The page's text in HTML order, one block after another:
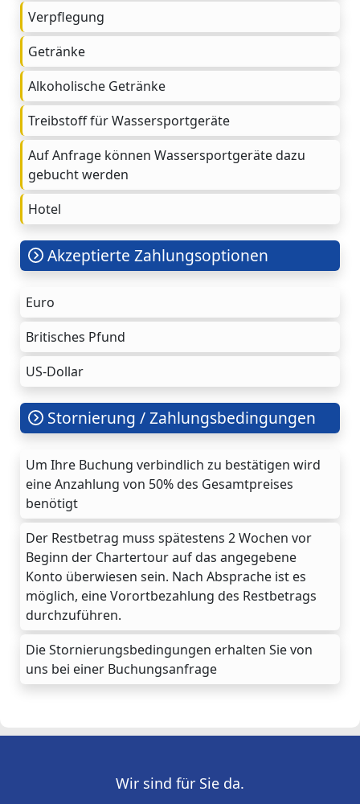
Verpflegung
Getränke
Alkoholische Getränke
Treibstoff für Wassersportgeräte
Auf Anfrage können Wassersportgeräte dazu
gebucht werden
Hotel
Akzeptierte Zahlungsoptionen
Euro
Britisches Pfund
US-Dollar
Stornierung / Zahlungsbedingungen
Um Ihre Buchung verbindlich zu bestätigen wird
eine Anzahlung von 50% des Gesamtpreises
benötigt
Der Restbetrag muss spätestens 2 Wochen vor
Beginn der Chartertour auf das angegebene
Konto überwiesen sein. Nach Absprache ist es
möglich, eine Vorortbezahlung des Restbetrags
durchzuführen.
Die Stornierungsbedingungen erhalten Sie von
uns bei einer Buchungsanfrage
Wir sind für Sie da.